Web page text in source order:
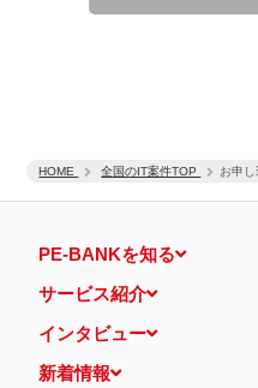
HOME 全国のIT案件TOP お申
個人情報の第三者提供について
的の通知・開示・内容の訂正
認定個人情報保護団体の名称
一般社団法人日本個人情報管
相談・苦情受付窓口
ル泉岳寺前
PE-BANKを知る
サービス紹介
インタビュー
新着情報